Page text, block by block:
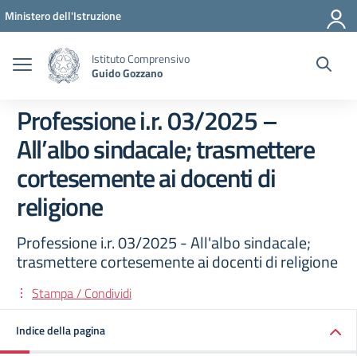
Vai ai contenuti
Vai al menu di navigazione
Vai al footer
Ministero dell'Istruzione
Istituto Comprensivo
Guido Gozzano
Professione i.r. 03/2025 –
All’albo sindacale; trasmettere
cortesemente ai docenti di
religione
Professione i.r. 03/2025 - All'albo sindacale;
trasmettere cortesemente ai docenti di religione
Stampa / Condividi
Indice della pagina